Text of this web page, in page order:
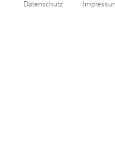
Datenschutz